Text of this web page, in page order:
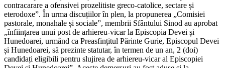
contracarare a ofensivei prozelitiste greco-catolice, sectare și
eterodoxe”. În urma discuțiilor în plen, la propunerea „Comisiei
pastorale, monahale și sociale”, membrii Sfântului Sinod au aprobat
„înființarea unui post de arhiereu-vicar la Episcopia Devei și
Hunedoarei, urmând ca Preasfințitul Părinte Gurie, Episcopul Devei
și Hunedoarei, să prezinte statutar, în termen de un an, 2 (doi)
candidați eligibili pentru slujirea de arhiereu-vicar al Episcopiei